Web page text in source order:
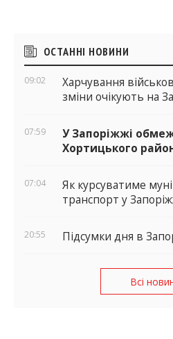
Бічні
віджети
ОСТАННІ НОВИНИ
09:02
Харчування
зміни очікують на
07:59
У Запоріжжі
Хортицького
07:04
Як курсуватиме
транспорт у
20:55 Підсумки дня в
Всі